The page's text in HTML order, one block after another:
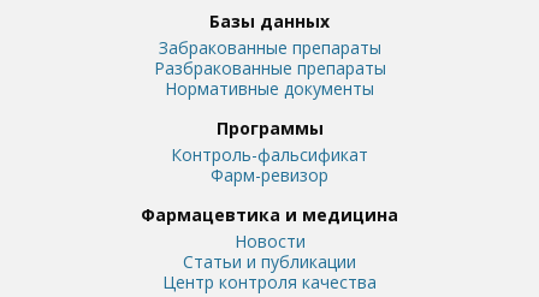
Базы данных
Забракованные препараты
Разбракованные препараты
Нормативные документы
Программы
Контроль-фальсификат
Фарм-ревизор
Фармацевтика и медицина
Новости
Статьи и публикации
Центр контроля качества